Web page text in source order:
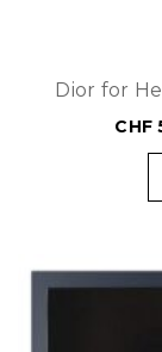
Dior for
CHF